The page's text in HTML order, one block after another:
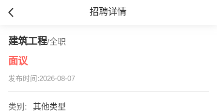
招聘详情
建筑工程/全职
面议
发布时间:2026-08-07
类别:
其他类型